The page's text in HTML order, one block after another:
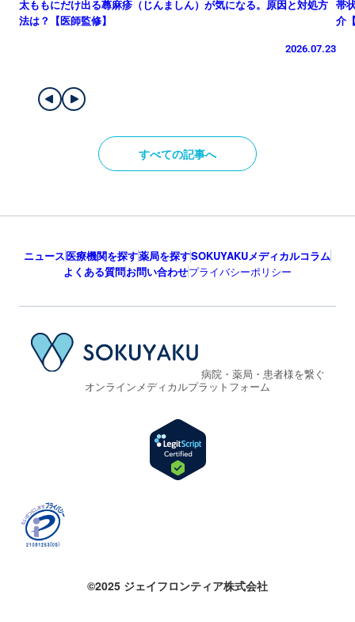
太ももにだけ出る蕁麻疹（じんましん）が気になる。原因と対処方
法は？【医師監修】
2026.07.23
帯
介
すべての記事へ
ニュース医療機関を探す薬局を探すSOKUYAKUメディカルコラム
よくある質問お問い合わせプライバシーポリシー
病院・薬局・患者様を繋ぐ
オンラインメディカルプラットフォーム
©2025 ジェイフロンティア株式会社